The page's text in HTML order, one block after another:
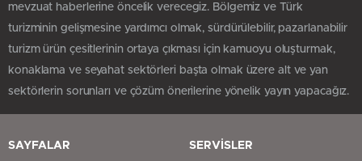
mevzuat haberlerine öncelik verecegiz. Bölgemiz ve Türk
turizminin gelişmesine yardımcı olmak, sürdürülebilir, pazarlanabilir
turizm ürün çesitlerinin ortaya çıkması için kamuoyu oluşturmak,
konaklama ve seyahat sektörleri başta olmak üzere alt ve yan
sektörlerin sorunları ve çözüm önerilerine yönelik yayın yapacağız.
SAYFALAR SERVİSLER